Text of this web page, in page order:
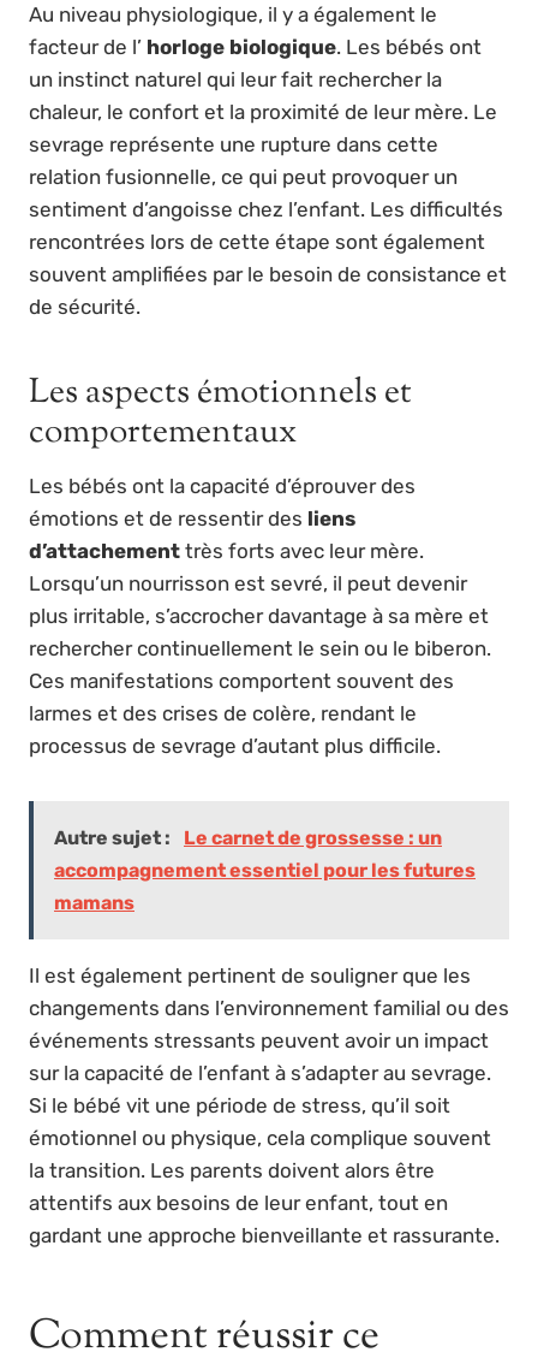
Au niveau physiologique, il y a également le
facteur de l’ horloge biologique. Les bébés ont
un instinct naturel qui leur fait rechercher la
chaleur, le confort et la proximité de leur mère. Le
sevrage représente une rupture dans cette
relation fusionnelle, ce qui peut provoquer un
sentiment d’angoisse chez l’enfant. Les difficultés
rencontrées lors de cette étape sont également
souvent amplifiées par le besoin de consistance et
de sécurité.
Les aspects émotionnels et
comportementaux
Les bébés ont la capacité d’éprouver des
émotions et de ressentir des liens
d’attachement très forts avec leur mère.
Lorsqu’un nourrisson est sevré, il peut devenir
plus irritable, s’accrocher davantage à sa mère et
rechercher continuellement le sein ou le biberon.
Ces manifestations comportent souvent des
larmes et des crises de colère, rendant le
processus de sevrage d’autant plus difficile.
Autre sujet :
Le carnet de grossesse : un
accompagnement essentiel pour les futures
mamans
Il est également pertinent de souligner que les
changements dans l’environnement familial ou des
événements stressants peuvent avoir un impact
sur la capacité de l’enfant à s’adapter au sevrage.
Si le bébé vit une période de stress, qu’il soit
émotionnel ou physique, cela complique souvent
la transition. Les parents doivent alors être
attentifs aux besoins de leur enfant, tout en
gardant une approche bienveillante et rassurante.
Comment réussir ce